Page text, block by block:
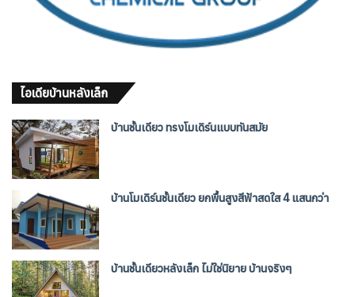
ไอเดียบ้านหลังเล็ก
บ้านชั้นเดียว ทรงโมเดิร์นแบบทันสมัย
บ้านโมเดิร์นชั้นเดียว ยกพื้นสูงสีฟ้าสดใส 4 แสนกว่า
บ้านชั้นเดียวหลังเล็ก ไม่ใช่นิยาย บ้านจริงๆ